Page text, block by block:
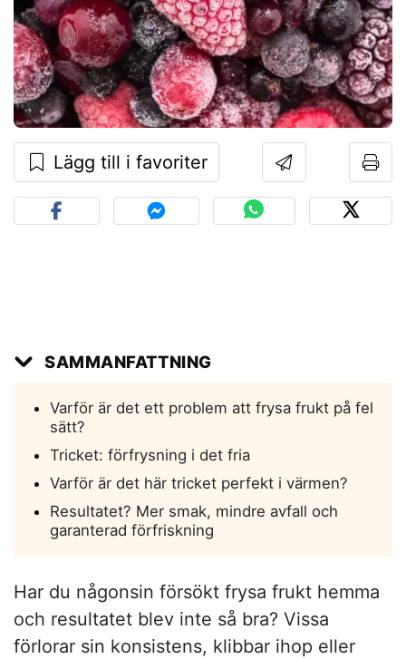
Lägg till i favoriter
SAMMANFATTNING
Varför är det ett problem att frysa frukt på fel
sätt?
Tricket: förfrysning i det fria
Varför är det här tricket perfekt i värmen?
Resultatet? Mer smak, mindre avfall och
garanterad förfriskning
Har du någonsin försökt frysa frukt hemma
och resultatet blev inte så bra? Vissa
förlorar sin konsistens, klibbar ihop eller